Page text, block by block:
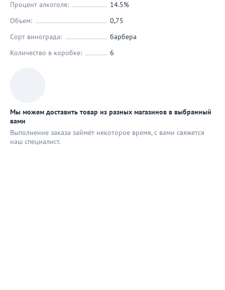
Процент алкоголя:
14.5%
Объем:
0,75
Сорт винограда:
барбера
Количество в коробке:
6
Мы можем доставить товар из разных магазинов в выбранный
вами
Выполнение заказа займёт некоторое время, с вами свяжется
наш специaлист.